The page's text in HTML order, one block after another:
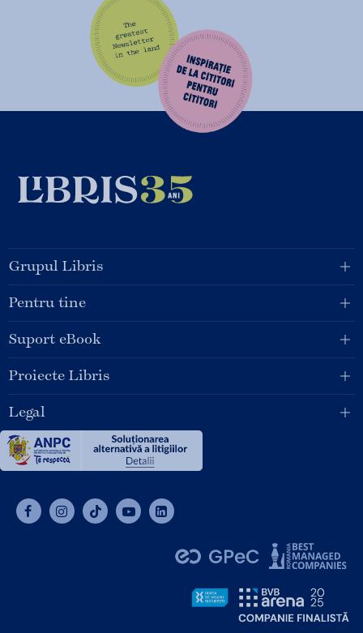
Grupul Libris
Pentru tine
Suport eBook
Proiecte Libris
Legal